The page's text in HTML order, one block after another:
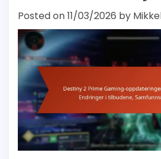
Posted on11/03/2026 by